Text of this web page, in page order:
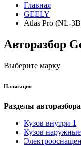
Главная
GEELY
Atlas Pro (NL-
Авторазбор
Выберите марку
Навигация
Разделы авторазбора
Кузов внутри 1
Кузов